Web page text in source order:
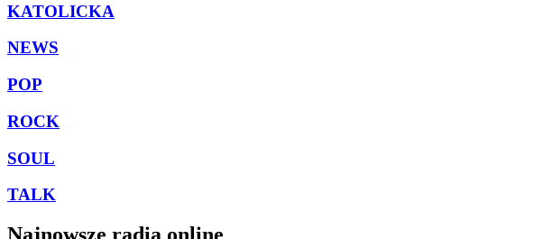
KATOLICKA
NEWS
POP
ROCK
SOUL
TALK